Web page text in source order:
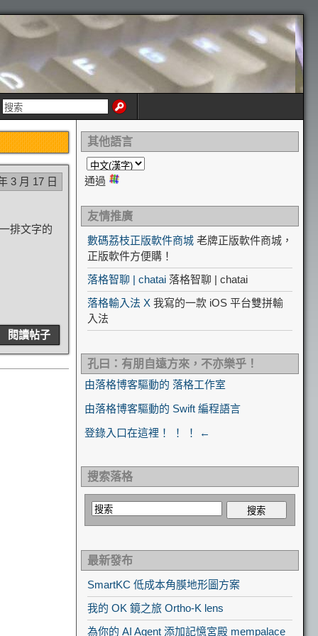
3 月 17 日
排文字的
閱讀帖子
其他語言
通過
友情推廣
數碼荔枝正版軟件商城 老牌正版軟件商城，
正版軟件方便購！
落格智聊 | chatai 落格智聊 | chatai
落格輸入法 X 我寫的一款 iOS 平台雙拼輸
入法
孔曰：有朋自遠方來，不亦樂乎！
由落格博客驅動的 落格工作室
由落格博客驅動的 Swift 編程語言
登錄入口在這裡！ ！ ！ ←
搜索落格
最新發布
SmartKC 低成本角膜地形圖方案
我的 OK 鏡之旅 Ortho-K lens
為你的 AI Agent 添加記憶宮殿 mempalace